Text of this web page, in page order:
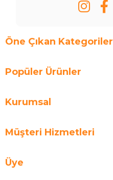
Öne Çıkan Kategoriler
Popüler Ürünler
Kurumsal
Müşteri Hizmetleri
Üye